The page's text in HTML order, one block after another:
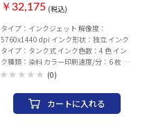
￥32,175 (税込)
タイプ：インクジェット 解像度：
5760x1440 dpi インク形状：独立 インク
タイプ：タンク式 インク色数：4 色 イン
ク種類：染料 カラー印刷速度/分：6 枚 モ
ノクロ印刷速度/分：6 枚 液晶モニタ：○
源オフ：○ 複合機(多機能プリンタ)：○
スキャナ解像度：1200dpi×2400dpi(主
走査×副走査) 最大用紙サイズ：A4 給紙ト
(0)
カートに入れる